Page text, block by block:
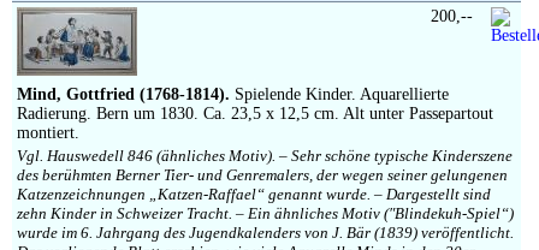
Aktuelle Kataloge
Kontakt
Ankauf
Links
Impressum
Mind, Gottfried (1768-1814). Spielende Kinder. Aquarellierte
Radierung. Bern um 1830. Ca. 23,5 x 12,5 cm. Alt unter Passepartout
montiert.
Vgl. Hauswedell 846 (ähnliches Motiv). – Sehr schöne typische Kinderszene
des berühmten Berner Tier- und Genremalers, der wegen seiner gelungenen
Katzenzeichnungen „Katzen-Raffael“ genannt wurde. – Dargestellt sind
zehn Kinder in Schweizer Tracht. – Ein ähnliches Motiv (″Blindekuh-Spiel“)
wurde im 6. Jahrgang des Jugendkalenders von J. Bär (1839) veröffentlicht.
200,--